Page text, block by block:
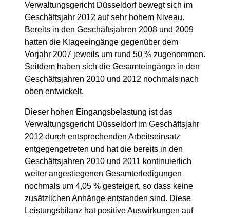
Verwaltungsgericht Düsseldorf bewegt sich im
Geschäftsjahr 2012 auf sehr hohem Niveau.
Bereits in den Geschäftsjahren 2008 und 2009
hatten die Klageeingänge gegenüber dem
Vorjahr 2007 jeweils um rund 50 % zugenommen.
Seitdem haben sich die Gesamteingänge in den
Geschäftsjahren 2010 und 2012 nochmals nach
oben entwickelt.
Dieser hohen Eingangsbelastung ist das
Verwaltungsgericht Düsseldorf im Geschäftsjahr
2012 durch entsprechenden Arbeitseinsatz
entgegengetreten und hat die bereits in den
Geschäftsjahren 2010 und 2011 kontinuierlich
weiter angestiegenen Gesamterledigungen
nochmals um 4,05 % gesteigert, so dass keine
zusätzlichen Anhänge entstanden sind. Diese
Leistungsbilanz hat positive Auswirkungen auf